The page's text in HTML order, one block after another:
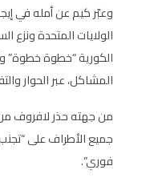
وعبّر كيم عن أمله في
الولايات المتحدة ونزع
الكورية “خطوة خطوة”
المشاكل، عبر الحوار
من جهته حذر لافروف
جميع الأطراف على
فوري”.